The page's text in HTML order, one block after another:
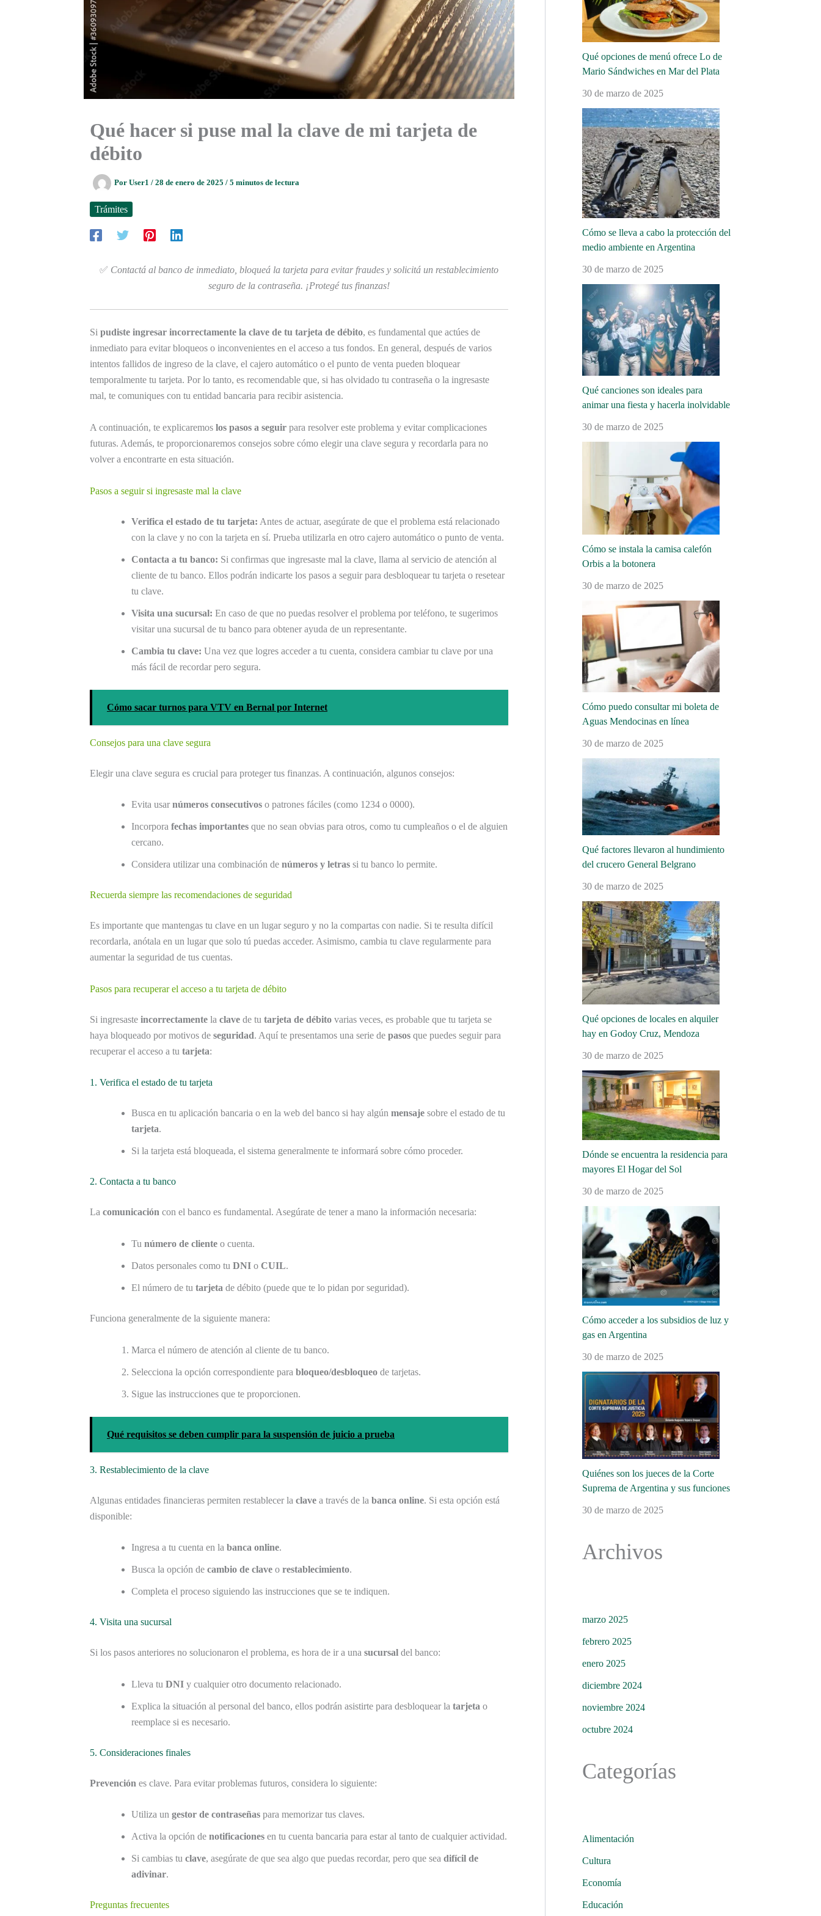
Qué hacer si puse mal la clave de mi tarjeta de
débito
Por User1 / 28 de enero de 2025 / 5 minutos de lectura
Trámites
✅ Contactá al banco de inmediato, bloqueá la tarjeta para evitar fraudes y solicitá un restablecimiento
seguro de la contraseña. ¡Protegé tus finanzas!
Si pudiste ingresar incorrectamente la clave de tu tarjeta de débito, es fundamental que actúes de
inmediato para evitar bloqueos o inconvenientes en el acceso a tus fondos. En general, después de varios
intentos fallidos de ingreso de la clave, el cajero automático o el punto de venta pueden bloquear
temporalmente tu tarjeta. Por lo tanto, es recomendable que, si has olvidado tu contraseña o la ingresaste
mal, te comuniques con tu entidad bancaria para recibir asistencia.
A continuación, te explicaremos los pasos a seguir para resolver este problema y evitar complicaciones
futuras. Además, te proporcionaremos consejos sobre cómo elegir una clave segura y recordarla para no
volver a encontrarte en esta situación.
Pasos a seguir si ingresaste mal la clave
Verifica el estado de tu tarjeta: Antes de actuar, asegúrate de que el problema está relacionado
con la clave y no con la tarjeta en sí. Prueba utilizarla en otro cajero automático o punto de venta.
Contacta a tu banco: Si confirmas que ingresaste mal la clave, llama al servicio de atención al
cliente de tu banco. Ellos podrán indicarte los pasos a seguir para desbloquear tu tarjeta o resetear
tu clave.
Visita una sucursal: En caso de que no puedas resolver el problema por teléfono, te sugerimos
visitar una sucursal de tu banco para obtener ayuda de un representante.
Cambia tu clave: Una vez que logres acceder a tu cuenta, considera cambiar tu clave por una
más fácil de recordar pero segura.
Cómo sacar turnos para VTV en Bernal por Internet
Consejos para una clave segura
Elegir una clave segura es crucial para proteger tus finanzas. A continuación, algunos consejos:
Evita usar números consecutivos o patrones fáciles (como 1234 o 0000).
Incorpora fechas importantes que no sean obvias para otros, como tu cumpleaños o el de alguien
cercano.
Considera utilizar una combinación de números y letras si tu banco lo permite.
Recuerda siempre las recomendaciones de seguridad
Es importante que mantengas tu clave en un lugar seguro y no la compartas con nadie. Si te resulta difícil
recordarla, anótala en un lugar que solo tú puedas acceder. Asimismo, cambia tu clave regularmente para
aumentar la seguridad de tus cuentas.
Pasos para recuperar el acceso a tu tarjeta de débito
Si ingresaste incorrectamente la clave de tu tarjeta de débito varias veces, es probable que tu tarjeta se
haya bloqueado por motivos de seguridad. Aquí te presentamos una serie de pasos que puedes seguir para
recuperar el acceso a tu tarjeta:
1. Verifica el estado de tu tarjeta
Busca en tu aplicación bancaria o en la web del banco si hay algún mensaje sobre el estado de tu
tarjeta.
Si la tarjeta está bloqueada, el sistema generalmente te informará sobre cómo proceder.
2. Contacta a tu banco
La comunicación con el banco es fundamental. Asegúrate de tener a mano la información necesaria:
Tu número de cliente o cuenta.
Datos personales como tu DNI o CUIL.
El número de tu tarjeta de débito (puede que te lo pidan por seguridad).
Funciona generalmente de la siguiente manera:
Marca el número de atención al cliente de tu banco.
Selecciona la opción correspondiente para bloqueo/desbloqueo de tarjetas.
Sigue las instrucciones que te proporcionen.
Qué requisitos se deben cumplir para la suspensión de juicio a prueba
3. Restablecimiento de la clave
Algunas entidades financieras permiten restablecer la clave a través de la banca online. Si esta opción está
disponible:
Ingresa a tu cuenta en la banca online.
Busca la opción de cambio de clave o restablecimiento.
Completa el proceso siguiendo las instrucciones que se te indiquen.
4. Visita una sucursal
Si los pasos anteriores no solucionaron el problema, es hora de ir a una sucursal del banco:
Lleva tu DNI y cualquier otro documento relacionado.
Explica la situación al personal del banco, ellos podrán asistirte para desbloquear la tarjeta o
reemplace si es necesario.
5. Consideraciones finales
Prevención es clave. Para evitar problemas futuros, considera lo siguiente:
Utiliza un gestor de contraseñas para memorizar tus claves.
Activa la opción de notificaciones en tu cuenta bancaria para estar al tanto de cualquier actividad.
Si cambias tu clave, asegúrate de que sea algo que puedas recordar, pero que sea difícil de
adivinar.
Preguntas frecuentes
Qué opciones de menú ofrece Lo de
Mario Sándwiches en Mar del Plata
30 de marzo de 2025
Cómo se lleva a cabo la protección del
medio ambiente en Argentina
30 de marzo de 2025
Qué canciones son ideales para
animar una fiesta y hacerla inolvidable
30 de marzo de 2025
Cómo se instala la camisa calefón
Orbis a la botonera
30 de marzo de 2025
Cómo puedo consultar mi boleta de
Aguas Mendocinas en línea
30 de marzo de 2025
Qué factores llevaron al hundimiento
del crucero General Belgrano
30 de marzo de 2025
Qué opciones de locales en alquiler
hay en Godoy Cruz, Mendoza
30 de marzo de 2025
Dónde se encuentra la residencia para
mayores El Hogar del Sol
30 de marzo de 2025
Cómo acceder a los subsidios de luz y
gas en Argentina
30 de marzo de 2025
Quiénes son los jueces de la Corte
Suprema de Argentina y sus funciones
30 de marzo de 2025
Archivos
marzo 2025
febrero 2025
enero 2025
diciembre 2024
noviembre 2024
octubre 2024
Categorías
Alimentación
Cultura
Economía
Educación